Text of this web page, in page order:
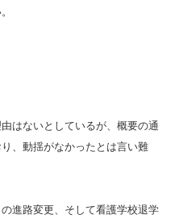
はないとしているが、概要の通
、動揺がなかったとは言い難
進路変更、そして看護学校退学